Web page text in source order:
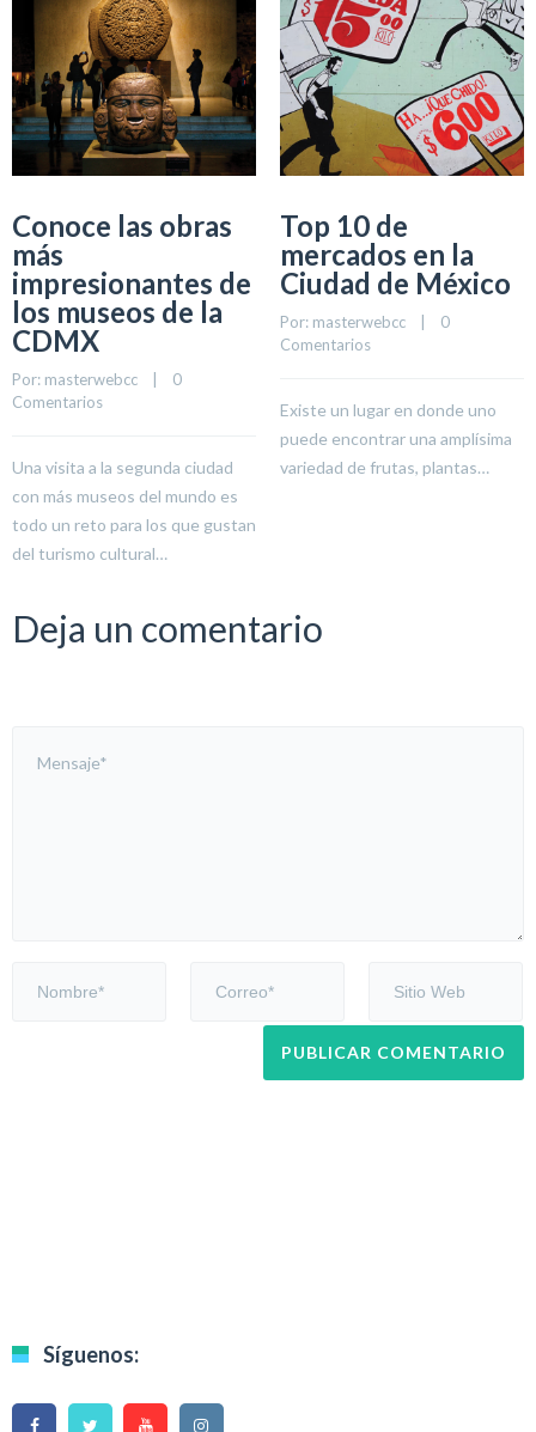
Conoce las obras
más
impresionantes de
los museos de la
CDMX
Por: masterwebcc
0
Comentarios
Una visita a la segunda ciudad
con más museos del mundo es
todo un reto para los que gustan
del turismo cultural…
Top 10 de
mercados en la
Ciudad de México
Por: masterwebcc
0
Comentarios
Existe un lugar en donde uno
puede encontrar una amplísima
variedad de frutas, plantas…
Deja un comentario
Síguenos: